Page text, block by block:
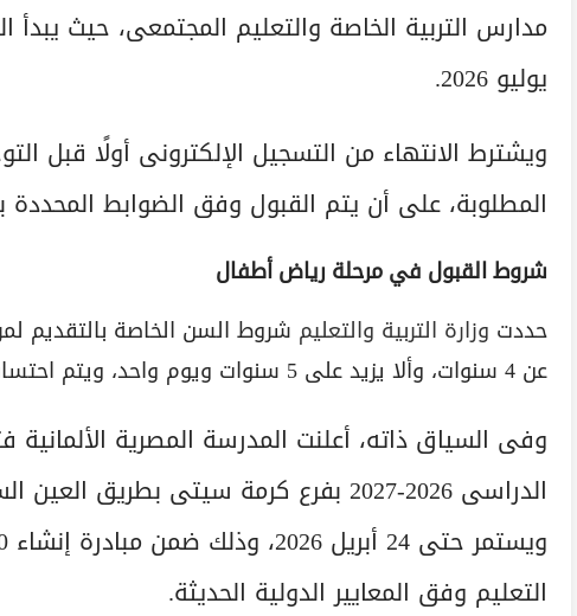
يوليو 2026.
ويشترط الانتهاء من التسجيل الإلكترونى أولًا قبل
المطلوبة، على أن يتم القبول وفق الضوابط المحددة
شروط القبول في مرحلة رياض أطفال
حددت وزارة التربية والتعليم شروط السن الخاصة بالتقديم
عن 4 سنوات، وألا يزيد على 5 سنوات ويوم واحد، ويتم احتساب السن اعتبارًا من 1 أكتوبر 2026.
التعليم وفق المعايير الدولية الحديثة.